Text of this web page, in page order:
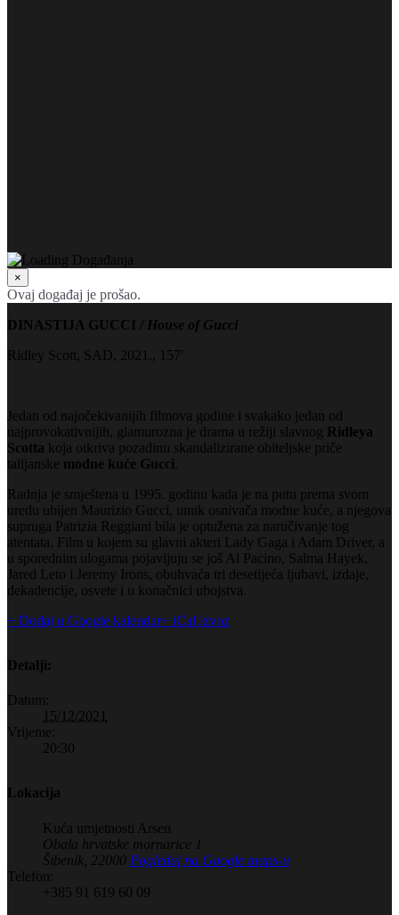
×
Ovaj događaj je prošao.
DINASTIJA GUCCI / House of Gucci
Ridley Scott, SAD, 2021., 157′
Jedan od najočekivanijih filmova godine i svakako jedan od
najprovokativnijih, glamurozna je drama u režiji slavnog Ridleya
Scotta koja otkriva pozadinu skandalizirane obiteljske priče
talijanske modne kuće Gucci
Radnja je smještena u 1995. godinu kada je na putu prema svom
uredu ubijen Maurizio Gucci, unuk osnivača modne kuće, a njegova
supruga Patrizia Reggiani bila je optužena za naručivanje tog
atentata. Film u kojem su glavni akteri Lady Gaga i Adam Driver, a
u sporednim ulogama pojavljuju se još Al Pacino, Salma Hayek,
Jared Leto i Jeremy Irons, obuhvaća tri desetljeća ljubavi, izdaje,
dekadencije, osvete i u konačnici ubojstva.
+ Dodaj u Google kalendar+ iCal izvoz
Detalji:
Datum:
15/12/2021
Vrijeme:
20:30
Lokacija
Kuća umjetnosti Arsen
Obala hrvatske mornarice 1
Šibenik
22000 Pogledaj na Google maps-u
Telefon:
+385 91 619 60 09